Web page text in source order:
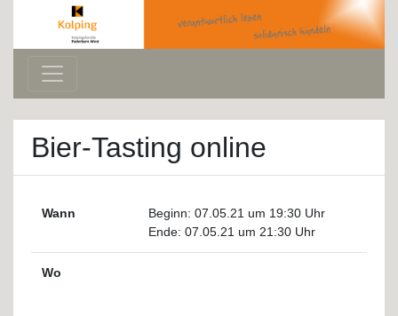
Bier-Tasting online
Wann Beginn: 07.05.21 um 19:30 Uhr
Ende: 07.05.21 um 21:30 Uhr
Wo